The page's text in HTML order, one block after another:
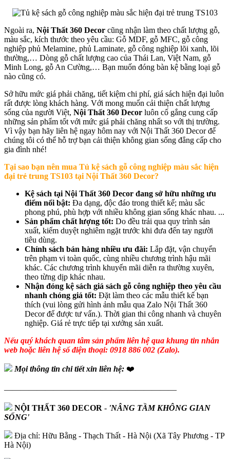
Ngoài ra, Nội Thất 360 Decor cũng nhận làm theo chất lượng gỗ,
màu sắc, kích thước theo yêu cầu: Gỗ MDF, gỗ MFC, gỗ công
nghiệp phủ Melamine, phủ Laminate, gỗ công nghiệp lõi xanh, lõi
thường,… Dòng gỗ chất lượng cao của Thái Lan, Việt Nam, gỗ
Minh Long, gỗ An Cường,… Bạn muốn đóng bàn kệ bằng loại gỗ
nào cũng có.
Sở hữu mức giá phải chăng, tiết kiệm chi phí, giá sách hiện đại luôn
rất được lòng khách hàng. Với mong muốn cải thiện chất lượng
sống của người Việt, Nội Thất 360 Decor luôn cố gắng cung cấp
những sản phẩm tốt với mức giá phải chăng nhất so với thị trường.
Vì vậy bạn hãy liên hệ ngay hôm nay với Nội Thất 360 Decor để
chúng tôi có thể hỗ trợ bạn cải thiện không gian sống đẳng cấp cho
gia đình nhé!
Tại sao bạn nên mua Tủ kệ sách gỗ công nghiệp màu sắc hiện
đại trẻ trung TS103 tại Nội Thất 360 Decor?
Kệ sách tại Nội Thất 360 Decor đang sở hữu những ưu
điểm nổi bật: Đa dạng, độc đáo trong thiết kế; màu sắc
phong phú, phù hợp với nhiều không gian sống khác nhau. ...
Sản phẩm chất lượng tốt: Do đều trải qua quy trình sản
xuất, kiểm duyệt nghiêm ngặt trước khi đưa đến tay người
tiêu dùng.
Chính sách bán hàng nhiều ưu đãi: Lắp đặt, vận chuyển
trên phạm vi toàn quốc, cùng nhiều chương trình hậu mãi
khác. Các chương trình khuyến mãi diễn ra thường xuyên,
theo từng dịp khác nhau.
Nhận đóng kệ sách giá sách gỗ công nghiệp theo yêu cầu
nhanh chóng giá tốt: Đặt làm theo các mẫu thiết kế bạn
thích (vui lòng gửi hình ảnh mẫu qua Zalo Nội Thất 360
Decor để được tư vấn.). Thời gian thi công nhanh và chuyên
nghiệp. Giá rẻ trực tiếp tại xưởng sản xuất.
Nếu quý khách quan tâm sản phẩm liên hệ qua khung tin nhắn
web hoặc liên hệ số điện thoại: 0918 886 002 (Zalo).
Mọi thông tin chi tiết xin liên hệ: ❤️
—————————————————————
NỘI THẤT 360 DECOR - 'NÂNG TẦM KHÔNG GIAN
SỐNG'
Địa chỉ: Hữu Bằng - Thạch Thất - Hà Nội (Xã Tây Phương - TP
Hà Nội)